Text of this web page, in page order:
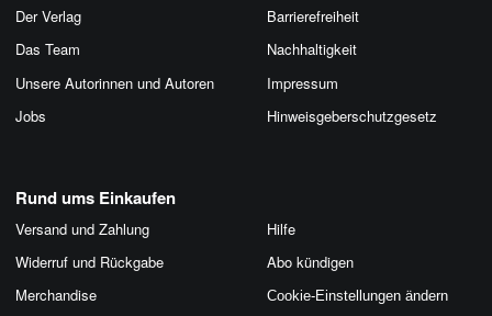
Der Verlag
Das Team
Unsere Autorinnen und Autoren
Jobs
Barrierefreiheit
Nachhaltigkeit
Impressum
Hinweis­geber­schutz­gesetz
Rund ums Einkaufen
Versand und Zahlung
Widerruf und Rückgabe
Merchandise
Hilfe
Abo kündigen
Cookie-Einstellungen ändern